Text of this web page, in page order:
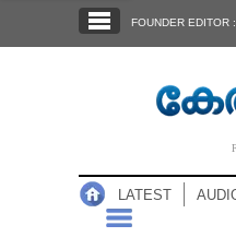
NOTIFIED NEWS
FOUNDER EDITOR
LATEST